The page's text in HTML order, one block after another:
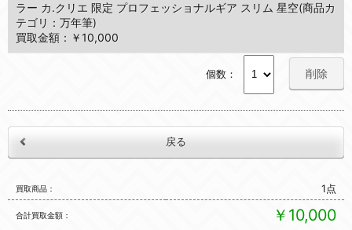
ラー カ.クリエ 限定 プロフェッショナルギア スリム 星空(商品カ
テゴリ：万年筆)
買取金額：￥10,000
個数： 削除
買取商品 1点
合計買取金額 ￥10,000